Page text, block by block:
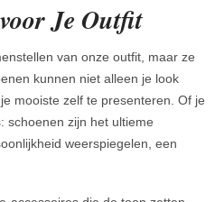
Je Outfit
van onze outfit, maar ze
kunnen niet alleen je look
mooiste zelf te presenteren. Of je
schoenen zijn het ultieme
weerspiegelen, een